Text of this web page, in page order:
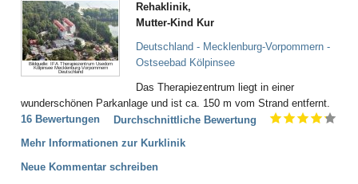
Bildquelle: IFA Therapiezentrum Usedom
Kölpinsee Mecklenburg-Vorpommern
Deutschland
Rehaklinik,
Mutter-Kind Kur
Deutschland - Mecklenburg-Vorpommern -
Ostseebad Kölpinsee
Das Therapiezentrum liegt in einer
wunderschönen Parkanlage und ist ca. 150 m vom Strand entfernt.
16 Bewertungen
Durchschnittliche Bewertung
Mehr Informationen zur Kurklinik
Neue Kommentar schreiben